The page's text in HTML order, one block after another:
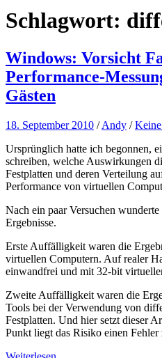
Schlagwort:
Windows: Vorsicht
Performance-
Gästen
18. September 2010 /Andy /
Ursprünglich hatte ich begonnen,
schreiben, welche Auswirkungen
Festplatten und deren Verteilung
Performance von virtuellen
Nach ein paar Versuchen
Ergebnisse.
Erste Auffälligkeit waren die
virtuellen Computern. Auf realer
einwandfrei und mit 32-bit
Zweite Auffälligkeit waren die
Tools bei der Verwendung von
Festplatten. Und hier setzt dieser
Punkt liegt das Risiko einen Fehler